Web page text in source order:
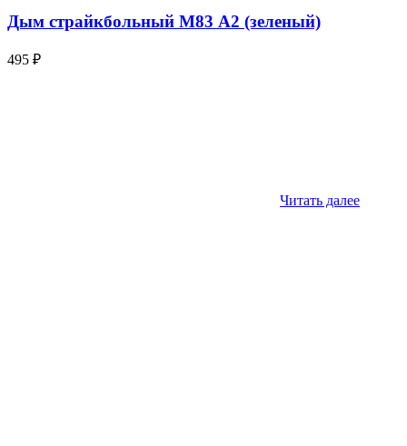
Дым страйкбольный М83 А2 (зеленый)
495 ₽
Читать далее